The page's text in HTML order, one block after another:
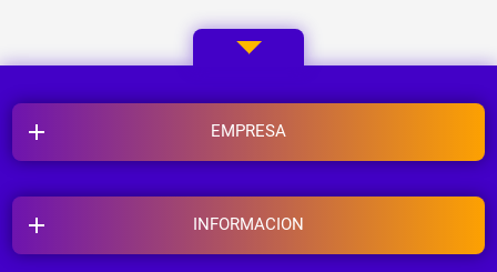
EMPRESA
INFORMACION